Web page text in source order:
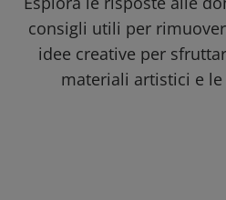
consigli utili per
idee creative per
materiali artistici e